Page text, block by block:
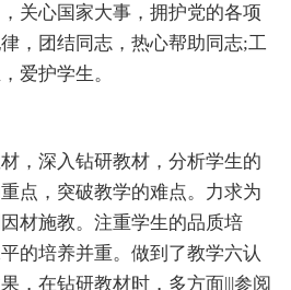
心国家大事，拥护党的各项
，团结同志，热心帮助同志;工
爱护学生。
深入钻研教材，分析学生的
点，突破教学的难点。力求为
材施教。注重学生的品质培
的培养并重。做到了教学六认
，在钻研教材时，多方面|||参阅